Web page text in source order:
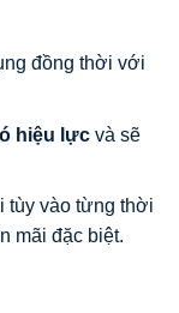
đồng thời với
hiệu lựcvà sẽ
tùy vào từng thời
mãi đặc biệt.